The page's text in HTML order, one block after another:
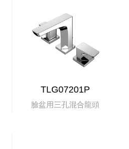
TLG07201P
臉盆用三孔混合龍頭